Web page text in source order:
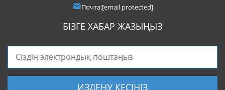
Почта:[email protected]
БІЗГЕ ХАБАР ЖАЗЫҢЫЗ
ИЗДЕНУ КЕСІҢІЗ